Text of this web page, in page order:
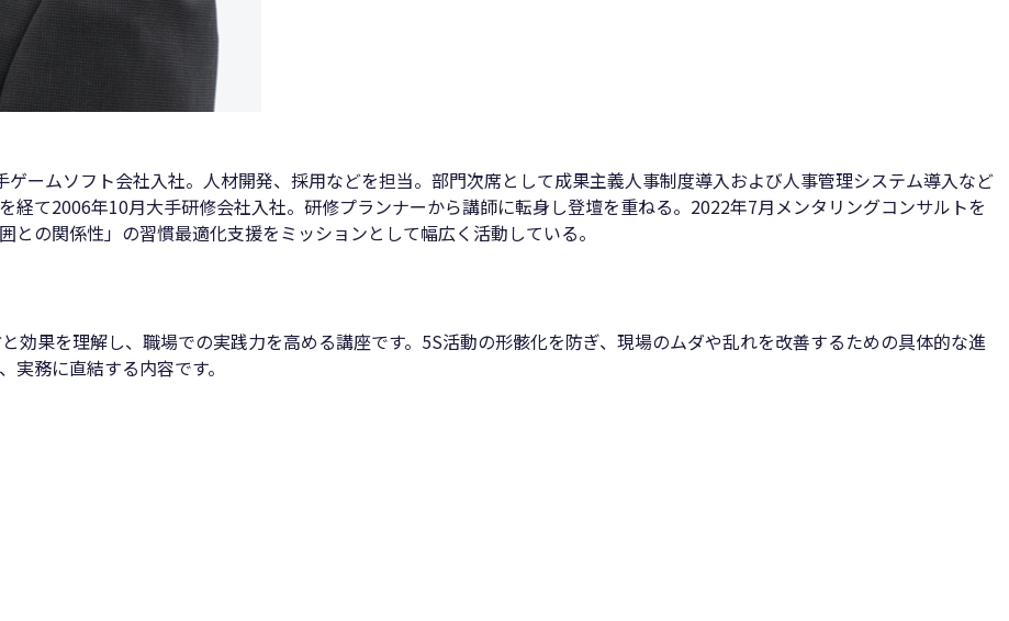
ームソフト会社入社。人材開発、採用などを担当。部門次席として成果主義人事制度導入および人事管理システム導入など
経て2006年10月大手研修会社入社。研修プランナーから講師に転身し登壇を重ねる。2022年7月メンタリングコンサルトを
の関係性」の習慣最適化支援をミッションとして幅広く活動している。
効果を理解し、職場での実践力を高める講座です。5S活動の形骸化を防ぎ、現場のムダや乱れを改善するための具体的な進
務に直結する内容です。